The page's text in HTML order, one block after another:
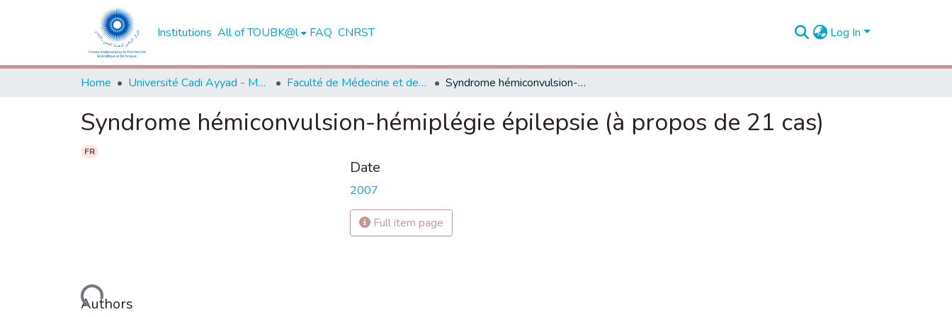
Institutions All of TOUBK@l FAQ CNRST Log In
Home Université Cadi Ayyad - Marrakech Faculté de Médecine et de Pharmacie - Marrakech Syndrome hémiconvulsion-hémiplégie épilepsie (à propos de 21 cas)
Syndrome hémiconvulsion-hémiplégie épilepsie (à propos de 21 cas)
FR
Loading...
Authors
Date
2007
Full item page